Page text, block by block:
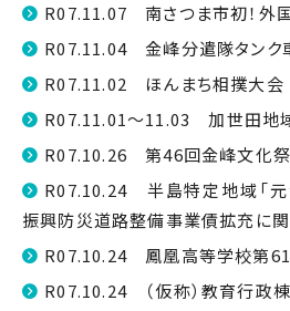
R07.11.07 南さつま市初！外
R07.11.04 金峰分遣隊タンク
R07.11.02 ほんまち相撲大会
R07.11.01～11.03 加世田地
R07.10.26 第46回金峰文化祭
R07.10.24 半島特定地域「元
振興防災道路整備事業債拡充に
R07.10.24 鳳凰高等学校第
R07.10.24 （仮称）教育行政